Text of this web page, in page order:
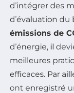
d’intégrer des
d’évaluation du
émissions de
d’énergie, il
meilleures
efficaces. Par
ont enregistré